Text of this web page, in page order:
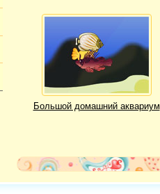
Большой домашний аквариум